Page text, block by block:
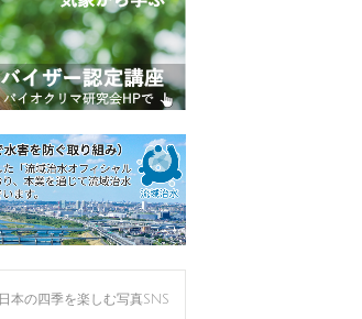
日本の四季を楽しむ写真SNS